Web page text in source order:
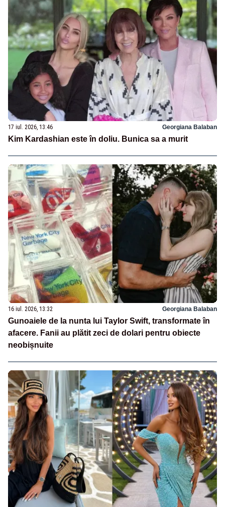
17 iul. 2026, 13:46 Georgiana Balaban
Kim Kardashian este în doliu. Bunica sa a murit
16 iul. 2026, 13:32 Georgiana Balaban
Gunoaiele de la nunta lui Taylor Swift, transformate în
afacere. Fanii au plătit zeci de dolari pentru obiecte
neobișnuite